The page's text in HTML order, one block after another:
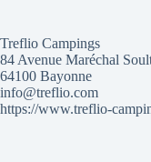
Treflio Campings
84 Avenue Maréchal
64100 Bayonne
info@treflio.com
https://www.treflio-